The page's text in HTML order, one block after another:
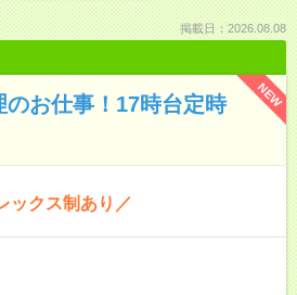
掲載日：2026.08.08
NEW
お仕事！17時台定時
ックス制あり／